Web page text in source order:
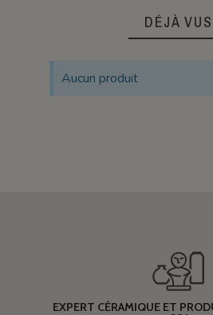
DÉJÀ VUS
Aucun produit
EXPERT CÉRAMIQUE ET